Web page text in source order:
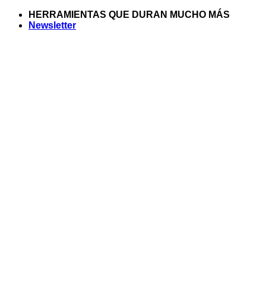
Saltar
HERRAMIENTAS QUE DURAN MUCHO MÁS
Newsletter